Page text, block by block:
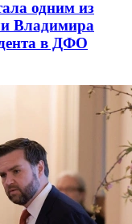
одним из
Владимира
в ДФО